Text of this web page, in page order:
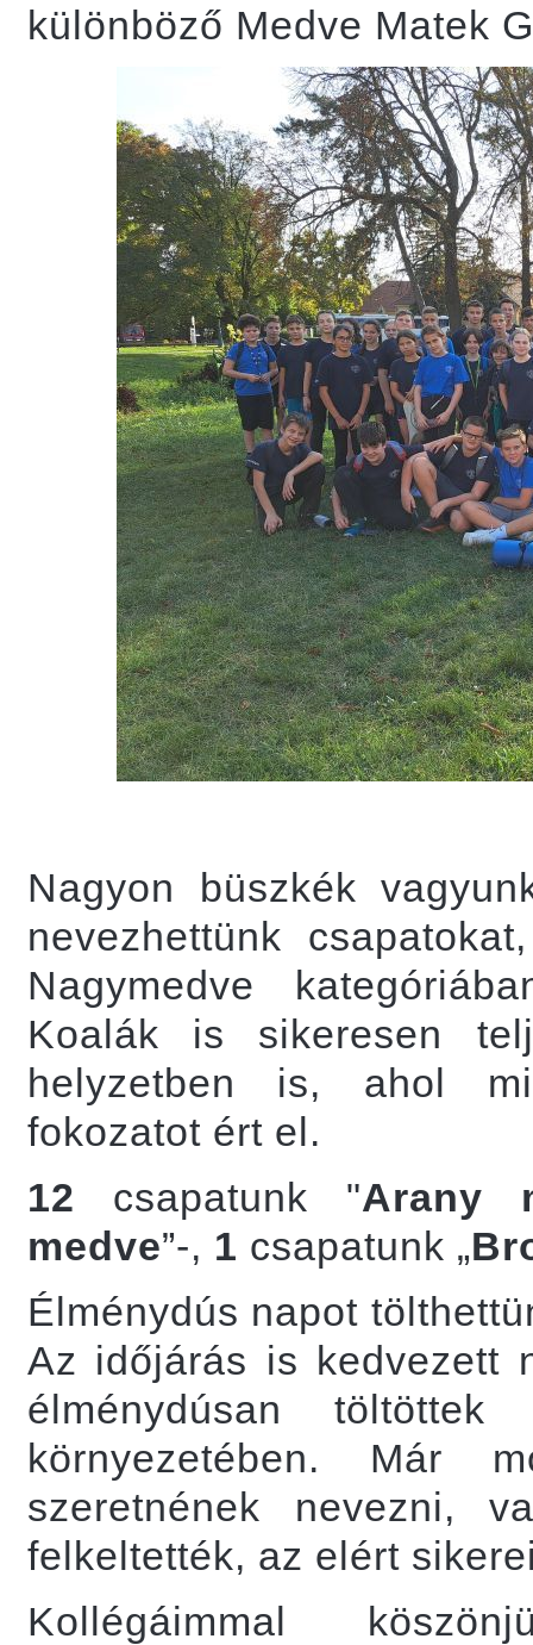
különböző Medve Matek
Nagyon büszkék
nevezhettünk
Nagymedve
Koalák is sikeresen
helyzetben is, ahol
fokozatot ért el.
12 csapatunk "Arany
medve”-, 1 csapatunk „
Élménydús napot
Az időjárás is kedvezett
élménydúsan
környezetében. Már
szeretnének nevezni,
felkeltették, az elért
Kollégáimmal